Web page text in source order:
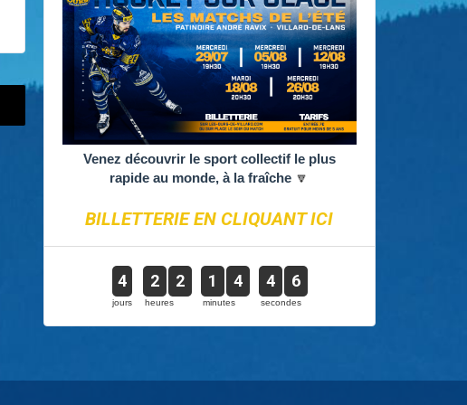
Venez découvrir le sport collectif le plus
rapide au monde, à la fraîche 🔽
BILLETTERIE EN CLIQUANT ICI
4
jours
2 2
heures
1 4
minutes
4 5
secondes